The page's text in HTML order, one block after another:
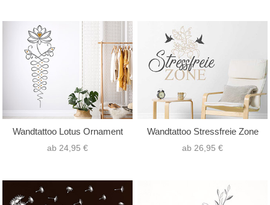
Wandtattoo Lotus Ornament
ab 24,95 €
Wandtattoo Stressfreie Zone
ab 26,95 €